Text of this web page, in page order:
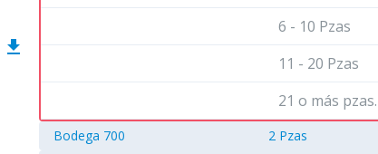
get_app
6 - 10 Pzas
11 - 20 Pzas
21 o más pzas.
Bodega 700 2 Pzas